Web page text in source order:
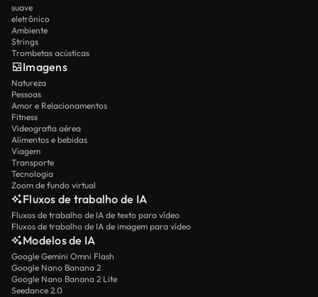
suave
eletrônico
Ambiente
Strings
Trombetas acústicas
Imagens
Natureza
Pessoas
Amor e Relacionamentos
Fitness
Videografia aérea
Alimentos e bebidas
Viagem
Transporte
Tecnologia
Zoom de fundo virtual
Fluxos de trabalho de IA
Fluxos de trabalho de IA de texto para vídeo
Fluxos de trabalho de IA de imagem para vídeo
Modelos de IA
Google Gemini Omni Flash
Google Nano Banana 2
Google Nano Banana 2 Lite
Seedance 2.0